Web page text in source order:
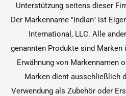
Unterstützung seitens dieser
Der Markenname "Indian" ist
International, LLC. Alle
genannten Produkte sind Marken
Erwähnung von Markennamen
Marken dient ausschließlich
Verwendung als Zubehör oder